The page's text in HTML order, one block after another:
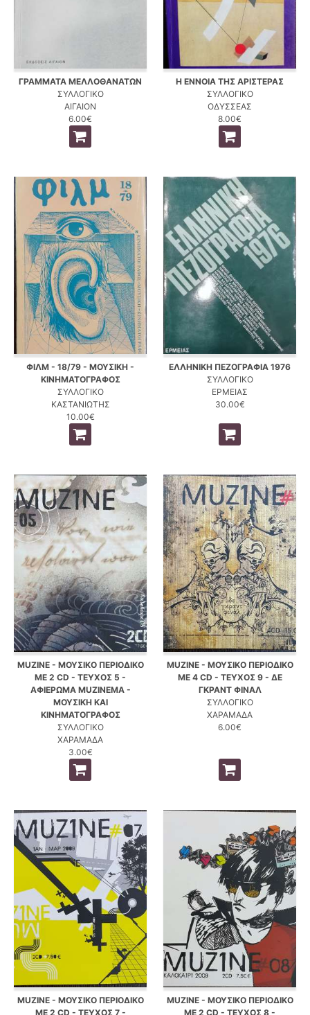
ΓΡΑΜΜΑΤΑ ΜΕΛΛΟΘΑΝΑΤΩΝ
ΣΥΛΛΟΓΙΚΟ
ΑΙΓΑΙΟΝ
6.00€
Η ΕΝΝΟΙΑ ΤΗΣ ΑΡΙΣΤΕΡΑΣ
ΣΥΛΛΟΓΙΚΟ
ΟΔΥΣΣΕΑΣ
8.00€
ΦΙΛΜ - 18/79 - ΜΟΥΣΙΚΗ -
ΚΙΝΗΜΑΤΟΓΡΑΦΟΣ
ΣΥΛΛΟΓΙΚΟ
ΚΑΣΤΑΝΙΩΤΗΣ
10.00€
ΕΛΛΗΝΙΚΗ ΠΕΖΟΓΡΑΦΙΑ 1976
ΣΥΛΛΟΓΙΚΟ
ΕΡΜΕΙΑΣ
30.00€
MUZINE - ΜΟΥΣΙΚΟ ΠΕΡΙΟΔΙΚΟ
ΜΕ 2 CD - ΤΕΥΧΟΣ 5 -
ΑΦΙΕΡΩΜΑ MUZINEMA -
ΜΟΥΣΙΚΗ ΚΑΙ
ΚΙΝΗΜΑΤΟΓΡΑΦΟΣ
ΣΥΛΛΟΓΙΚΟ
ΧΑΡΑΜΑΔΑ
3.00€
MUZINE - ΜΟΥΣΙΚΟ ΠΕΡΙΟΔΙΚΟ
ΜΕ 4 CD - ΤΕΥΧΟΣ 9 - ΔΕ
ΓΚΡΑΝΤ ΦΙΝΑΛ
ΣΥΛΛΟΓΙΚΟ
ΧΑΡΑΜΑΔΑ
6.00€
MUZINE - ΜΟΥΣΙΚΟ ΠΕΡΙΟΔΙΚΟ
ΜΕ 2 CD - ΤΕΥΧΟΣ 7 -
MUZINE - ΜΟΥΣΙΚΟ ΠΕΡΙΟΔΙΚΟ
ΜΕ 2 CD - ΤΕΥΧΟΣ 8 -